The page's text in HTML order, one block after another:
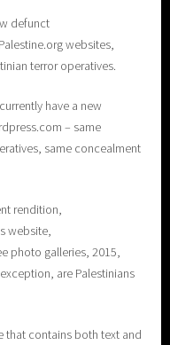
defunct
websites,
terror operatives.
have a new
– same
same concealment
rendition,
website,
photo galleries, 2015,
are Palestinians
that contains both text and